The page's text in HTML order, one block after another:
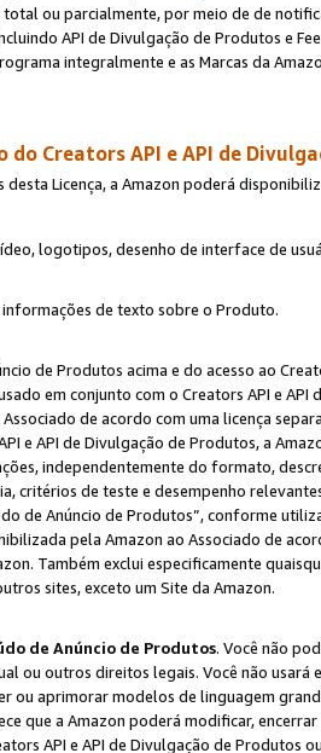
ou parcialmente, por meio de de
API de Divulgação de Produtos e
integralmente e as Marcas da
do Creators API e API de
desta Licença, a Amazon poderá
logotipos, desenho de interface de
de texto sobre o Produto.
de Produtos acima e do acesso ao
em conjunto com o Creators API e
de acordo com uma licença
e API de Divulgação de Produtos, a
independentemente do formato,
critérios de teste e desempenho
de Anúncio de Produtos”, conforme
pela Amazon ao Associado de
Também exclui especificamente
sites, exceto um Site da Amazon.
de Anúncio de Produtos. Você não
ou outros direitos legais. Você não
ou aprimorar modelos de linguagem
que a Amazon poderá modificar,
API e API de Divulgação de Produtos